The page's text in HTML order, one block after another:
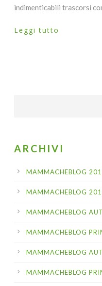
indimenticabili trascorsi
Leggi tutto
ARCHIVI
MAMMACHEBLOG
MAMMACHEBLOG
MAMMACHEBLOG
MAMMACHEBLOG
MAMMACHEBLOG
MAMMACHEBLOG